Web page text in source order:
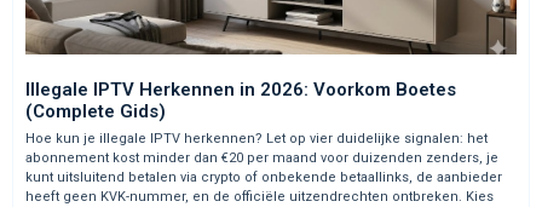
Illegale IPTV Herkennen in 2026: Voorkom Boetes
(Complete Gids)
Hoe kun je illegale IPTV herkennen? Let op vier duidelijke signalen: het
abonnement kost minder dan €20 per maand voor duizenden zenders, je
kunt uitsluitend betalen via crypto of onbekende betaallinks, de aanbieder
heeft geen KVK-nummer, en de officiële uitzendrechten ontbreken. Kies